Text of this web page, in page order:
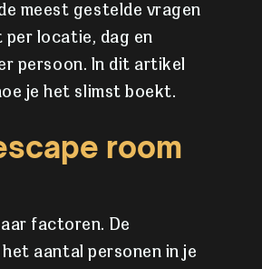
meest gestelde vragen
per locatie, dag en
persoon. In dit artikel
je het slimst boekt.
room
factoren. De
aantal personen in je